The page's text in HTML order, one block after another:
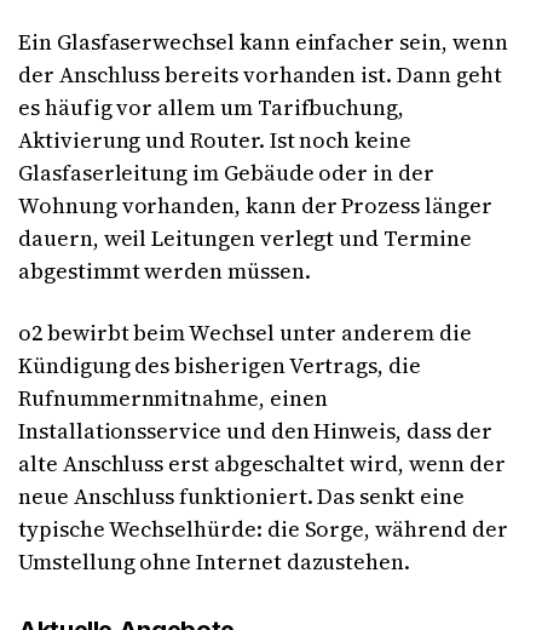
Ein Glasfaserwechsel kann einfacher sein, wenn
der Anschluss bereits vorhanden ist. Dann geht
es häufig vor allem um Tarifbuchung,
Aktivierung und Router. Ist noch keine
Glasfaserleitung im Gebäude oder in der
Wohnung vorhanden, kann der Prozess länger
dauern, weil Leitungen verlegt und Termine
abgestimmt werden müssen.
o2 bewirbt beim Wechsel unter anderem die
Kündigung des bisherigen Vertrags, die
Rufnummernmitnahme, einen
Installationsservice und den Hinweis, dass der
alte Anschluss erst abgeschaltet wird, wenn der
neue Anschluss funktioniert. Das senkt eine
typische Wechselhürde: die Sorge, während der
Umstellung ohne Internet dazustehen.